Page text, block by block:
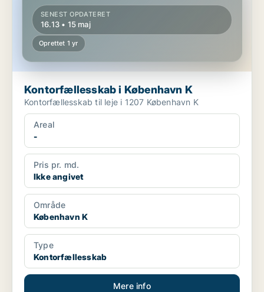
SENEST OPDATERET
16.13 • 15 maj
Oprettet 1 yr
Kontorfællesskab i København K
Kontorfællesskab til leje i 1207 København K
Areal
-
Pris pr. md.
Ikke angivet
Område
København K
Type
Kontorfællesskab
Mere info